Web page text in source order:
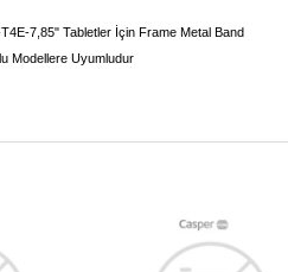
7,85" Tabletler İçin Frame Metal Band
Modellere Uyumludur